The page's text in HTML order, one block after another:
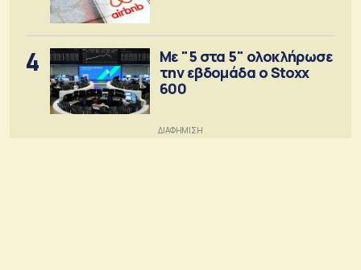
4
Με "5 στα 5" ολοκλήρωσε
την εβδομάδα ο Stoxx
600